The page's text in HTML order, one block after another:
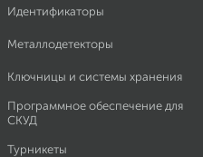
Идентификаторы
Металлодетекторы
Ключницы и системы хранения
Программное обеспечение для
СКУД
Турникеты